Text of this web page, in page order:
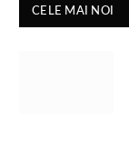
CELE MAI NOI